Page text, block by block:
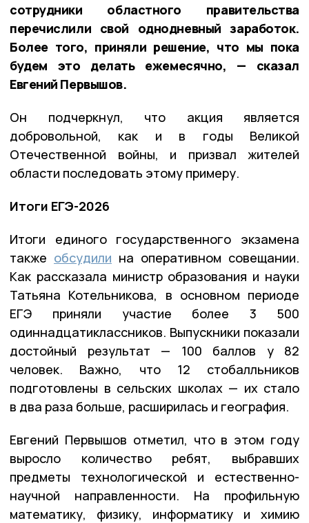
сотрудники областного правительства
перечислили свой однодневный заработок.
Более того, приняли решение, что мы пока
будем это делать ежемесячно, — сказал
Евгений Первышов.
Он подчеркнул, что акция является
добровольной, как и в годы Великой
Отечественной войны, и призвал жителей
области последовать этому примеру.
Итоги ЕГЭ-2026
Итоги единого государственного экзамена
также обсудили на оперативном совещании.
Как рассказала министр образования и науки
Татьяна Котельникова, в основном периоде
ЕГЭ приняли участие более 3 500
одиннадцатиклассников. Выпускники показали
достойный результат — 100 баллов у 82
человек. Важно, что 12 стобалльников
подготовлены в сельских школах — их стало
в два раза больше, расширилась и география.
Евгений Первышов отметил, что в этом году
выросло количество ребят, выбравших
предметы технологической и естественно-
научной направленности. На профильную
математику, физику, информатику и химию